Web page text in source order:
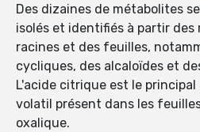
Des dizaines de métabolites
isolés et identifiés à partir des
racines et des feuilles,
cycliques, des alcaloïdes et
L'acide citrique est le
volatil présent dans les
oxalique.